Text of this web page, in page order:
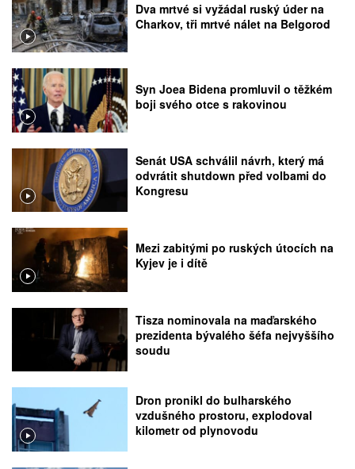
Dva mrtvé si vyžádal ruský úder na
Charkov, tři mrtvé nálet na Belgorod
Syn Joea Bidena promluvil o těžkém
boji svého otce s rakovinou
Senát USA schválil návrh, který má
odvrátit shutdown před volbami do
Kongresu
Mezi zabitými po ruských útocích na
Kyjev je i dítě
Tisza nominovala na maďarského
prezidenta bývalého šéfa nejvyššího
soudu
Dron pronikl do bulharského
vzdušného prostoru, explodoval
kilometr od plynovodu